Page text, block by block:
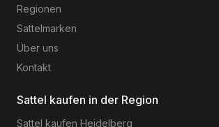
Regionen
Sattelmarken
Über uns
Kontakt
Sattel kaufen in der Region
Sattel kaufen Heidelberg